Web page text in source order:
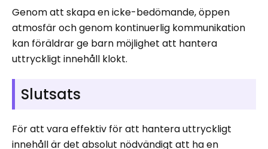
Genom att skapa en icke-bedömande, öppen
atmosfär och genom kontinuerlig kommunikation
kan föräldrar ge barn möjlighet att hantera
uttryckligt innehåll klokt.
Slutsats
För att vara effektiv för att hantera uttryckligt
innehåll är det absolut nödvändigt att ha en